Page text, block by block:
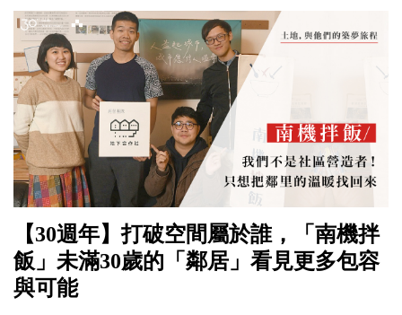
【30週年】打破空間屬於誰，「南機拌
飯」未滿30歲的「鄰居」看見更多包容
與可能